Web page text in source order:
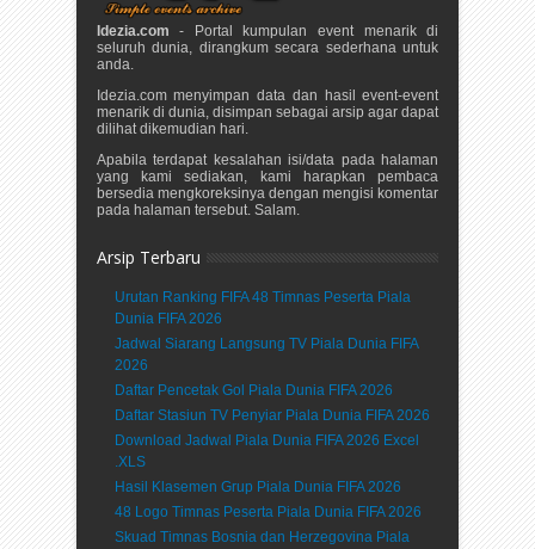
Idezia.com - Portal kumpulan event menarik di
seluruh dunia, dirangkum secara sederhana untuk
anda.
Idezia.com menyimpan data dan hasil event-event
menarik di dunia, disimpan sebagai arsip agar dapat
dilihat dikemudian hari.
Apabila terdapat kesalahan isi/data pada halaman
yang kami sediakan, kami harapkan pembaca
bersedia mengkoreksinya dengan mengisi komentar
pada halaman tersebut. Salam.
Arsip Terbaru
Urutan Ranking FIFA 48 Timnas Peserta Piala
Dunia FIFA 2026
Jadwal Siarang Langsung TV Piala Dunia FIFA
2026
Daftar Pencetak Gol Piala Dunia FIFA 2026
Daftar Stasiun TV Penyiar Piala Dunia FIFA 2026
Download Jadwal Piala Dunia FIFA 2026 Excel
.XLS
Hasil Klasemen Grup Piala Dunia FIFA 2026
48 Logo Timnas Peserta Piala Dunia FIFA 2026
Skuad Timnas Bosnia dan Herzegovina Piala